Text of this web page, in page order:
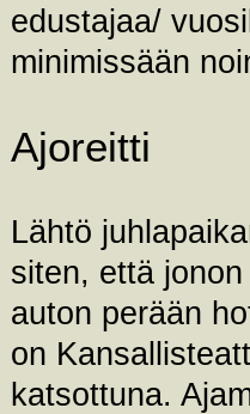
edustajaa/
minimissään
Ajoreitti
Lähtö
siten, että
auton perään
on
katsottuna.